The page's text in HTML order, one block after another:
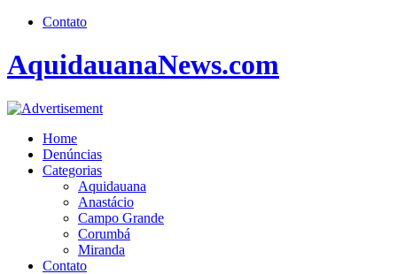
Contato
AquidauanaNews.com
Home
Denúncias
Categorias
Aquidauana
Anastácio
Campo Grande
Corumbá
Miranda
Contato